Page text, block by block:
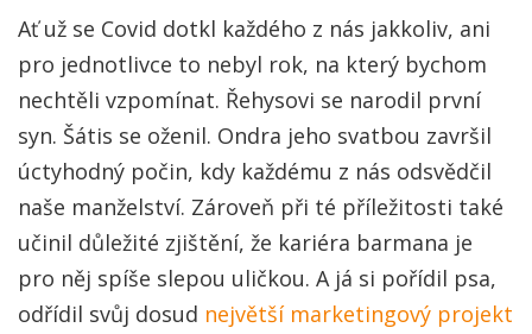
Ať už se Covid dotkl každého z nás jakkoliv, ani
pro jednotlivce to nebyl rok, na který bychom
nechtěli vzpomínat. Řehysovi se narodil první
syn. Šátis se oženil. Ondra jeho svatbou završil
úctyhodný počin, kdy každému z nás odsvědčil
naše manželství. Zároveň při té příležitosti také
učinil důležité zjištění, že kariéra barmana je
pro něj spíše slepou uličkou. A já si pořídil psa,
odřídil svůj dosud největší marketingový projekt